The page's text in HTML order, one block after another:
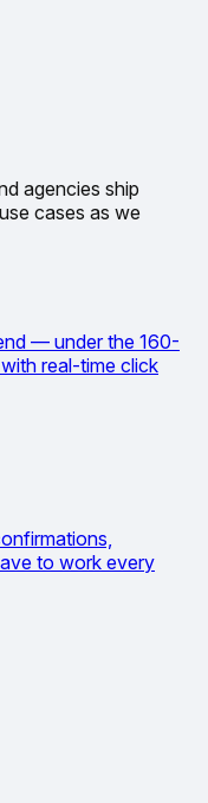
agencies ship
cases as we
— under the 160-
real-time click
to work every